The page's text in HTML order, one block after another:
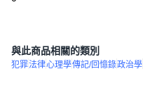
與此商品相關的類別
犯罪法律心理學傳記/回憶錄政治學